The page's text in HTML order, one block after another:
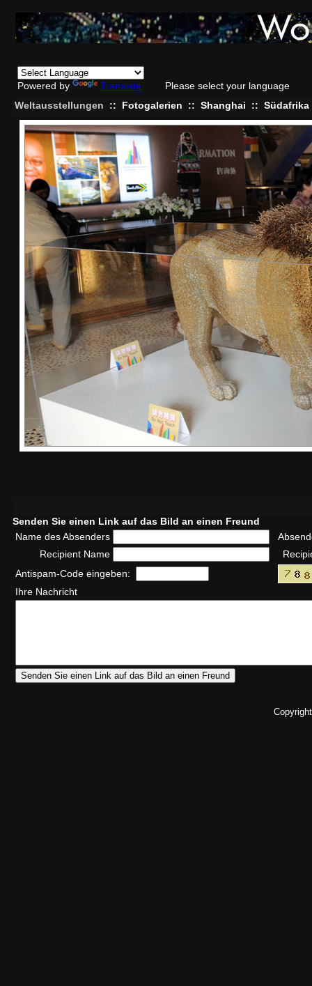
Powered by Translate
Please select your language
Weltausstellungen
:: Fotogalerien :: Shanghai :: Südafrika
Senden Sie einen Link auf das Bild an einen Freund
Name des Absenders
Recipient Name
Antispam-Code eingeben:
Ihre Nachricht